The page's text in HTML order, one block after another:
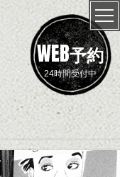
WEB予約
24時間受付中